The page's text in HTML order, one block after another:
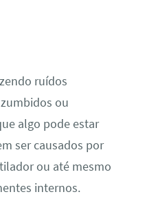
ruídos
ou
algo pode estar
ser causados por
ou até mesmo
internos.